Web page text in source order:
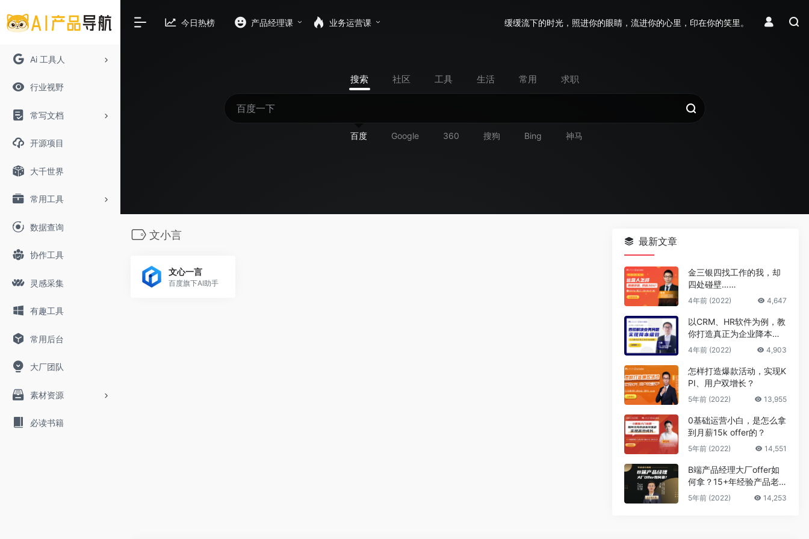
Ai 工具人
行业视野
常写文档
开源项目
大千世界
常用工具
数据查询
协作工具
灵感采集
有趣工具
常用后台
大厂团队
素材资源
必读书籍
今日热榜 产品经理课 业务运营课 缓缓流下的时光，照进你的眼睛，流进你的心里，印在你的笑里。
搜索 社区 工具 生活 常用 求职
百度 Google 360 搜狗 Bing 神马
文小言
文心一言
百度旗下AI助手
最新文章
金三银四找工作的我，却
四处碰壁……
4年前 (2022) 4,647
以CRM、HR软件为例，教
你打造真正为企业降本增
效的B端产品
4年前 (2022) 4,903
怎样打造爆款活动，实现K
PI、用户双增长？
5年前 (2022) 13,955
0基础运营小白，是怎么拿
到月薪15k offer的？
5年前 (2022) 14,551
B端产品经理大厂offer如
何拿？15+年经验产品老
司机告诉你答案
5年前 (2022) 14,253